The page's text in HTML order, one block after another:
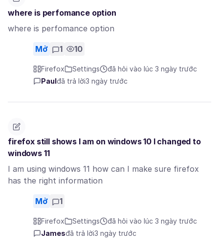
where is perfomance option
where is perfomance option
Mở 1 10
Firefox Settings
đã hỏi vào lúc 3 ngày trước
Paul đã trả lời3 ngày trước
firefox still shows I am on windows 10 I changed to
windows 11
I am using windows 11 how can I make sure firefox
has the right information
Mở 1
Firefox Settings
đã hỏi vào lúc 3 ngày trước
Jamesđã trả lời3 ngày trước